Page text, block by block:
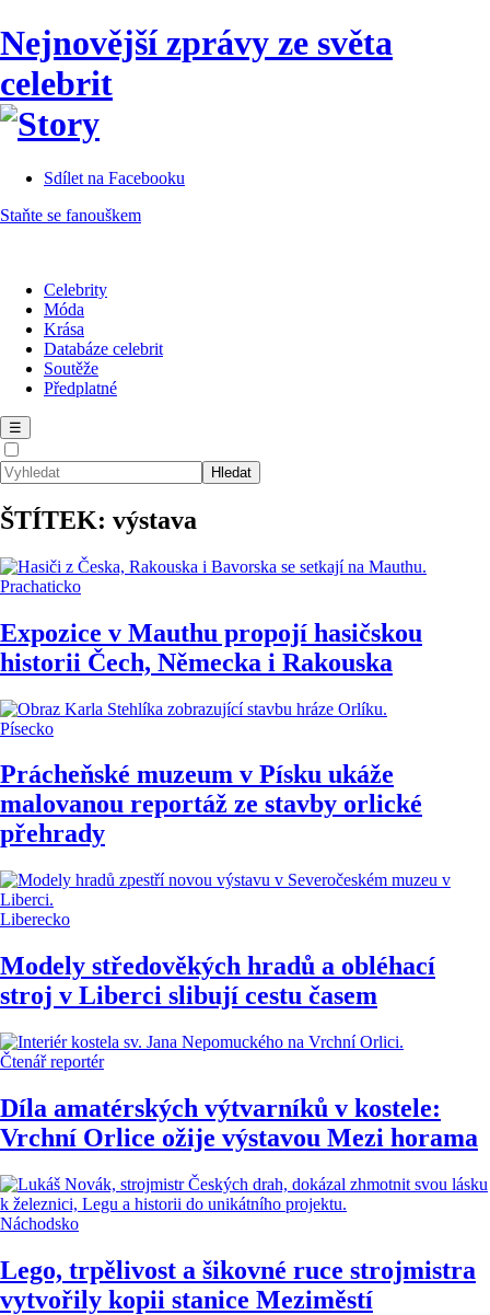
Nejnovější zprávy ze světa
celebrit
Sdílet na Facebooku
Staňte se fanouškem
Celebrity
Móda
Krása
Databáze celebrit
Soutěže
Předplatné
☰
ŠTÍTEK: výstava
Prachaticko
Expozice v Mauthu propojí hasičskou
historii Čech, Německa i Rakouska
Písecko
Prácheňské muzeum v Písku ukáže
malovanou reportáž ze stavby orlické
přehrady
Liberecko
Modely středověkých hradů a obléhací
stroj v Liberci slibují cestu časem
Čtenář reportér
Díla amatérských výtvarníků v kostele:
Vrchní Orlice ožije výstavou Mezi horama
Náchodsko
Lego, trpělivost a šikovné ruce strojmistra
vytvořily kopii stanice Meziměstí